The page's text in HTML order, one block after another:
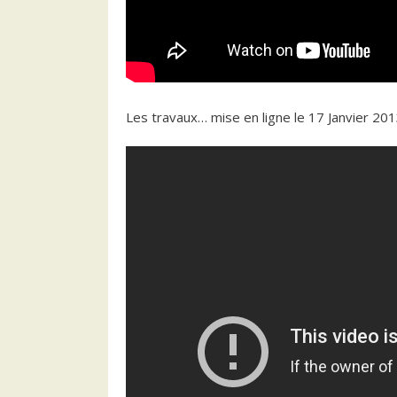
Les travaux… mise en ligne le 17 Janvier